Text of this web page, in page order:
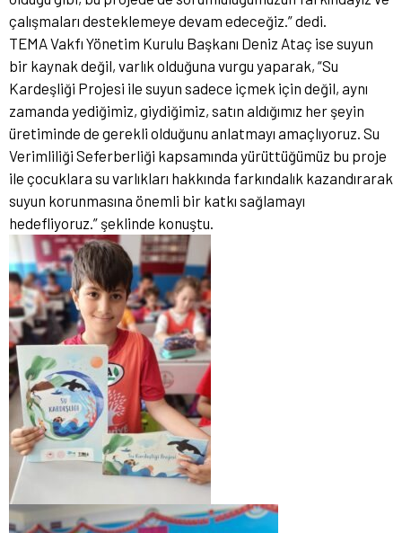
çalışmaları desteklemeye devam edeceğiz.” dedi.
TEMA Vakfı Yönetim Kurulu Başkanı Deniz Ataç ise suyun
bir kaynak değil, varlık olduğuna vurgu yaparak, “Su
Kardeşliği Projesi ile suyun sadece içmek için değil, aynı
zamanda yediğimiz, giydiğimiz, satın aldığımız her şeyin
üretiminde de gerekli olduğunu anlatmayı amaçlıyoruz. Su
Verimliliği Seferberliği kapsamında yürüttüğümüz bu proje
ile çocuklara su varlıkları hakkında farkındalık kazandırarak
suyun korunmasına önemli bir katkı sağlamayı
hedefliyoruz.” şeklinde konuştu.